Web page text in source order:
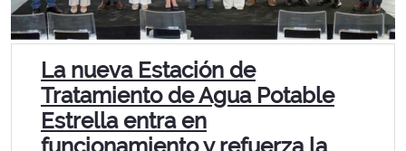
La nueva Estación de
Tratamiento de Agua Potable
Estrella entra en